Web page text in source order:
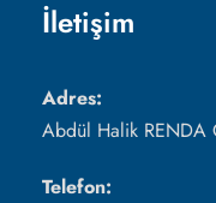
İletişim
Adres:
Abdül Halik
Telefon: